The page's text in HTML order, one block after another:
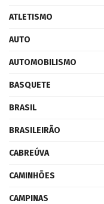
ATLETISMO
AUTO
AUTOMOBILISMO
BASQUETE
BRASIL
BRASILEIRÃO
CABREÚVA
CAMINHÕES
CAMPINAS